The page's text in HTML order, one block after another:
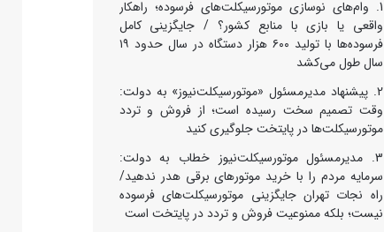
وام‌های نوسازی موتورسیکلت‌های فرسوده؛ راهکار
واقعی یا بازی با منابع کشور؟ / جایگزینی کامل
فرسوده‌ها با تولید ۶۰۰ هزار دستگاه در سال حدود ۱۹
سال طول می‌کشد
پیشنهاد مدیرمسئول «موتورسیکلت‌نیوز» به دولت:
وقت تصمیم سخت رسیده است؛ از فروش و تردد
موتورسیکلت‌ها در پایتخت جلوگیری کنید
مدیرمسئول موتورسیکلت‌نیوز خطاب به دولت:
سرمایه مردم را با خرید موتورهای برقی هدر ندهید/
راه نجات تهران جایگزینی موتورسیکلت‌های فرسوده
نیست؛ بلکه ممنوعیت فروش و تردد در پایتخت است